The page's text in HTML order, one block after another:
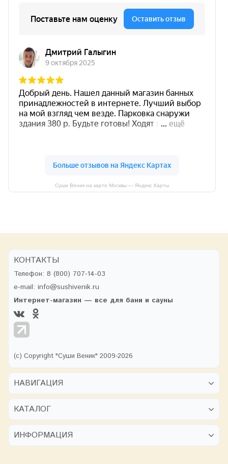
Суши Веник на карте Москвы — Яндекс Карты
КОНТАКТЫ
Телефон: 8 (800) 707-14-03
e-mail: info@sushivenik.ru
Интернет-магазин — все для бани и сауны
(с) Copyright "Суши Веник" 2009-2026
НАВИГАЦИЯ
КАТАЛОГ
ИНФОРМАЦИЯ